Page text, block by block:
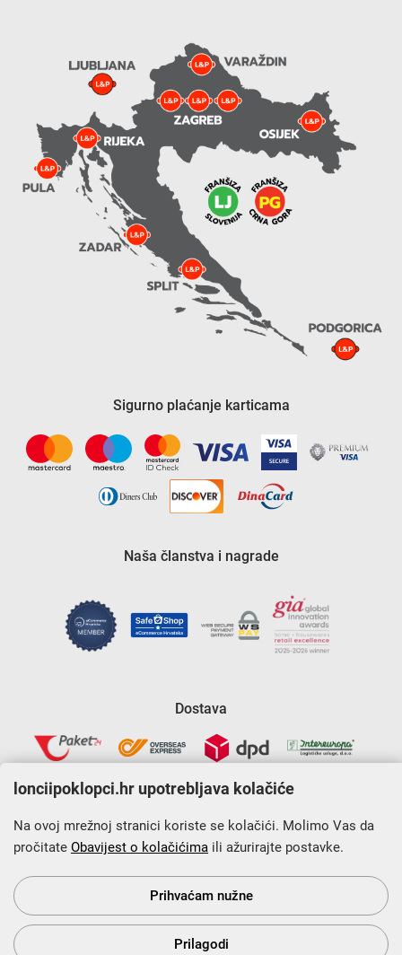
Sigurno plaćanje karticama
Naša članstva i nagrade
Dostava
Krajnji primatelj financijskog instrumenta sufinanciranog iz
Europskog fonda za regionalni razvoj u sklopu Operativnog
programa „Konkurentnost i kohezija”.
s Vama od 2014. godine!
lonciipoklopci.hr upotrebljava kolačiće
Na ovoj mrežnoj stranici koriste se kolačići. Molimo Vas da
pročitate Obavijest o kolačićima ili ažurirajte postavke.
Prihvaćam nužne
Prilagodi